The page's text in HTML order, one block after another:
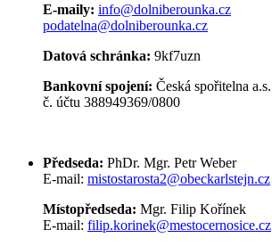
E-maily: info@dolniberounka.cz
podatelna@dolniberounka.cz
Datová schránka: 9kf7uzn
Bankovní spojení: Česká spořitelna a.s.
č. účtu 388949369/0800
Předseda: PhDr. Mgr. Petr Weber
E-mail: mistostarosta2@obeckarlstejn.cz
Místopředseda: Mgr. Filip Kořínek
E-mail: filip.korinek@mestocernosice.cz